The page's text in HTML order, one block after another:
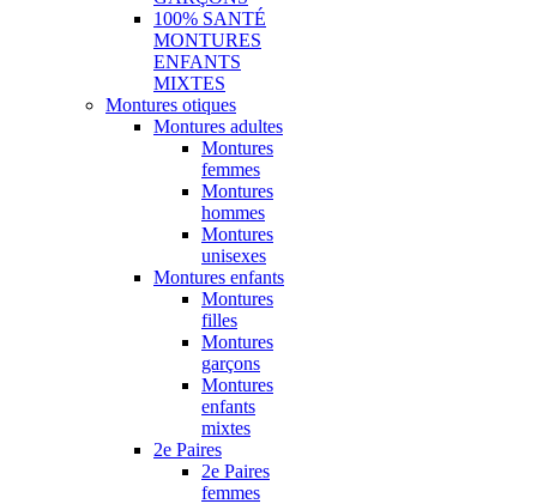
100% SANTÉ
MONTURES
ENFANTS
MIXTES
Montures otiques
Montures adultes
Montures
femmes
Montures
hommes
Montures
unisexes
Montures enfants
Montures
filles
Montures
garçons
Montures
enfants
mixtes
2e Paires
2e Paires
femmes